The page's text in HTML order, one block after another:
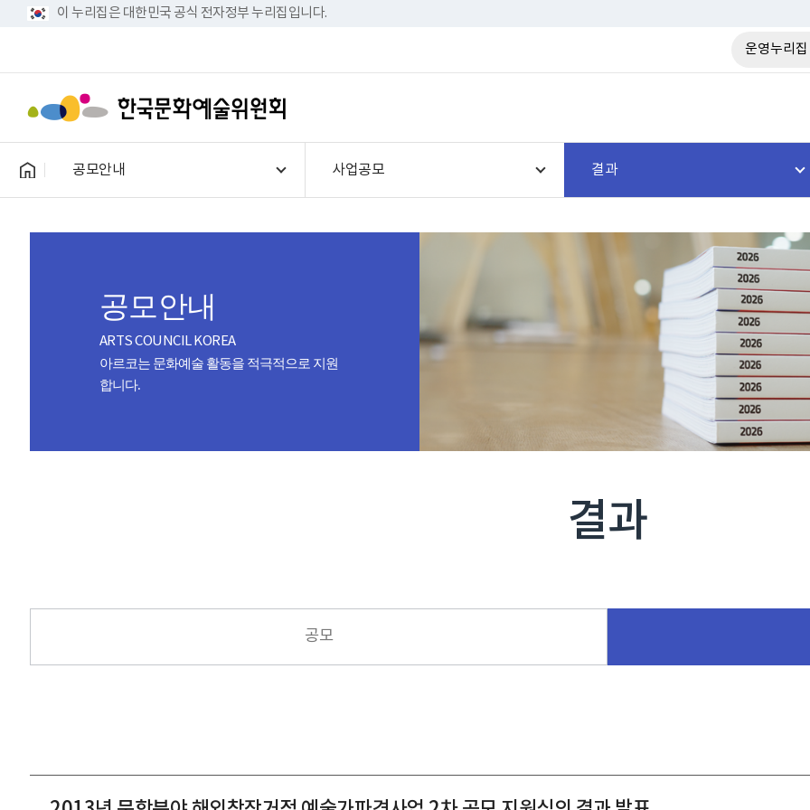
이 누리집은 대한민국 공식 전자정부 누리집입니다.
운영누리집
공모안내 사업공모 결과
공모안내
ARTS COUNCIL KOREA
아르코는 문화예술 활동을 적극적으로 지원
합니다.
결과
공모